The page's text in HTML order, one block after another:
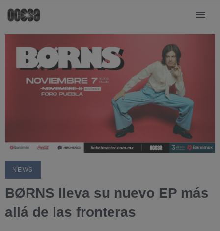
NEWS
BØRNS lleva su nuevo EP más
allá de las fronteras